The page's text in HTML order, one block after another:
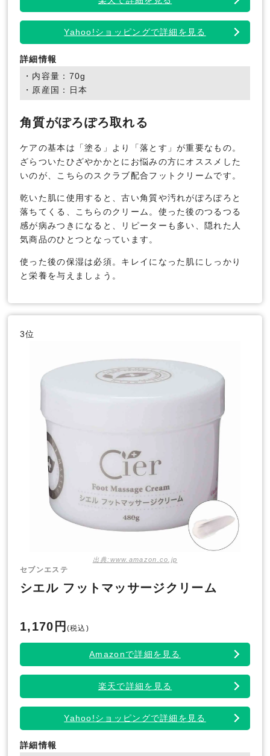
Yahoo!ショッピングで詳細を見る
詳細情報
・内容量：70g
・原産国：日本
角質がぽろぽろ取れる
ケアの基本は「塗る」より「落とす」が重要なもの。
ざらついたひざやかかとにお悩みの方にオススメした
いのが、こちらのスクラブ配合フットクリームです。
乾いた肌に使用すると、古い角質や汚れがぽろぽろと
落ちてくる、こちらのクリーム。使った後のつるつる
感が病みつきになると、リピーターも多い、隠れた人
気商品のひとつとなっています。
使った後の保湿は必須。キレイになった肌にしっかり
と栄養を与えましょう。
3位
出典:www.amazon.co.jp
セブンエステ
シエル フットマッサージクリーム
1,170円 (税込)
Amazonで詳細を見る
楽天で詳細を見る
Yahoo!ショッピングで詳細を見る
詳細情報